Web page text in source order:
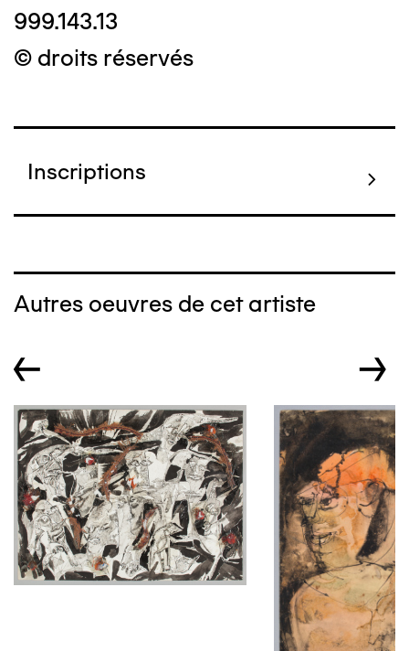
999.143.13
© droits réservés
Inscriptions
Autres oeuvres de cet artiste
← →